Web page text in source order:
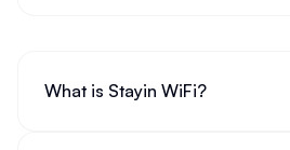
What is Stayin WiFi?